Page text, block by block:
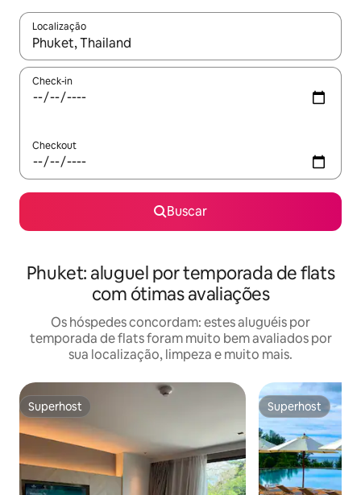
Localização
Quando os resultados estiverem disponíveis, explore-os
Check-in
Checkout
Buscar
Phuket: aluguel por temporada de flats
com ótimas avaliações
Os hóspedes concordam: estes aluguéis por
temporada de flats foram muito bem avaliados por
sua localização, limpeza e muito mais.
Superhost
Superhost Superhost
Superhost